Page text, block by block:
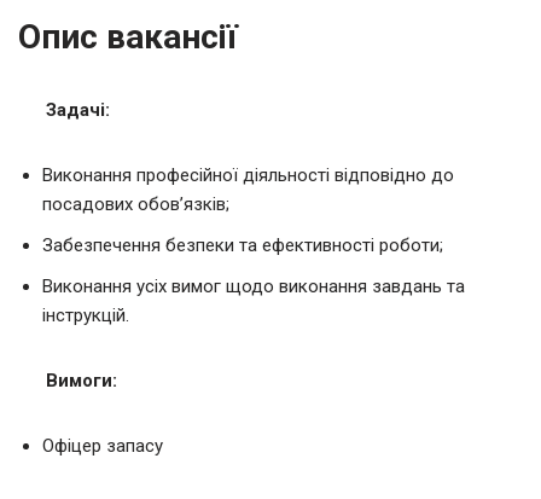
Опис вакансії
Задачі:
Виконання професійної діяльності відповідно до
посадових обов’язків;
Забезпечення безпеки та ефективності роботи;
Виконання усіх вимог щодо виконання завдань та
інструкцій.
Вимоги:
Офіцер запасу